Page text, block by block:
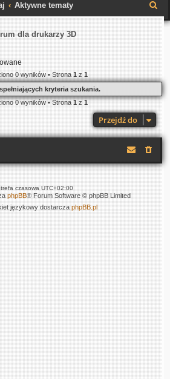
Aktywne tematy
z
dla drukarzy 3D
0 wyników • Strona 1 z 1
kryteria szukania.
0 wyników • Strona1z1
Przejdź do
czasowa UTC+02:00
phpBB® Forum Software © phpBB Limited
językowy dostarczaphpBB.pl